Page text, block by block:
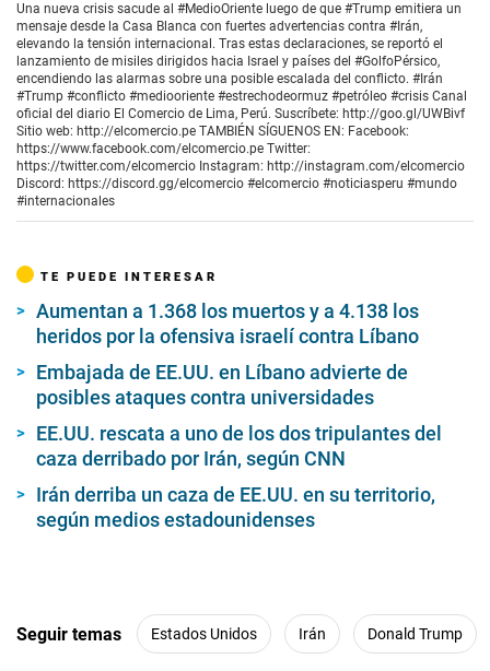
Una nueva crisis sacude al #MedioOriente luego de que #Trump emitiera un
mensaje desde la Casa Blanca con fuertes advertencias contra #Irán,
elevando la tensión internacional. Tras estas declaraciones, se reportó el
lanzamiento de misiles dirigidos hacia Israel y países del #GolfoPérsico,
encendiendo las alarmas sobre una posible escalada del conflicto. #Irán
#Trump #conflicto #mediooriente #estrechodeormuz #petróleo #crisis Canal
oficial del diario El Comercio de Lima, Perú. Suscríbete: http://goo.gl/UWBivf
Sitio web: http://elcomercio.pe TAMBIÉN SÍGUENOS EN: Facebook:
https://www.facebook.com/elcomercio.pe Twitter:
https://twitter.com/elcomercio Instagram: http://instagram.com/elcomercio
Discord: https://discord.gg/elcomercio #elcomercio #noticiasperu #mundo
#internacionales
TE PUEDE INTERESAR
Aumentan a 1.368 los muertos y a 4.138 los
heridos por la ofensiva israelí contra Líbano
Embajada de EE.UU. en Líbano advierte de
posibles ataques contra universidades
EE.UU. rescata a uno de los dos tripulantes del
caza derribado por Irán, según CNN
Irán derriba un caza de EE.UU. en su territorio,
según medios estadounidenses
Seguir temas Estados Unidos Irán Donald Trump